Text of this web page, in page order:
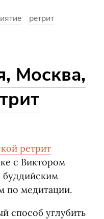
ретрит
Москва,
ретрит
с Виктором
по медитации.
способ углубить